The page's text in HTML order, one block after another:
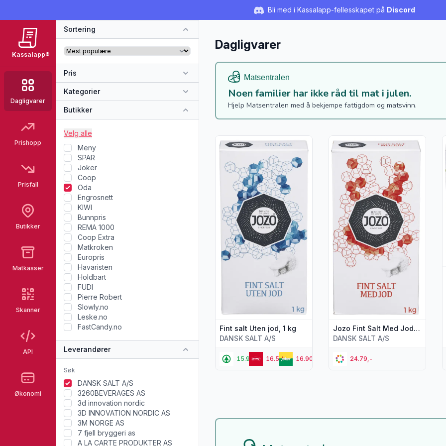
Bli med i Kassalapp-fellesskapet på Discord
Kassalapp®
Dagligvarer
Prishopp
Prisfall
Butikker
Matkasser
Skanner
API
Økonomi
Sortering
Pris
Kategorier
Butikker
Velg alle
Meny
SPAR
Joker
Coop
Oda
Engrosnett
KIWI
Bunnpris
REMA 1000
Coop Extra
Matkroken
Europris
Havaristen
Holdbart
FUDI
Pierre Robert
Slowly.no
Leske.no
FastCandy.no
Leverandører
DANSK SALT A/S
3260BEVERAGES AS
3d innovation nordic
3D INNOVATION NORDIC AS
3M NORGE AS
7 fjell bryggeri as
A LA CARTE PRODUKTER AS
Dagligvarer
Noen familier har ikke råd til mat i julen.
Hjelp Matsentralen med å bekjempe fattigdom og matsvinn.
Fint salt Uten jod, 1 kg
DANSK SALT A/S
15.90,- 16.50,- 16.90,-
Vis flere detaljer for produktet "Fint salt Uten jod, 1 kg"
Jozo Fint Salt Med Jod, 1 kg
DANSK SALT A/S
24.79,-
Vis flere detaljer for produktet